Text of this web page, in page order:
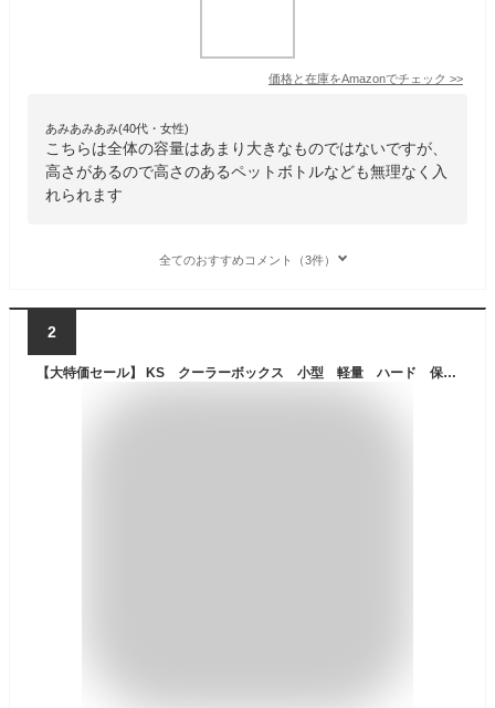
価格と在庫をAmazonでチェック >>
あみあみあみ(40代・女性)
こちらは全体の容量はあまり大きなものではないですが、
高さがあるので高さのあるペットボトルなども無理なく入
れられます
全てのおすすめコメント（3件）
2
【大特価セール】 KS クーラーボックス 小型 軽量 ハード 保冷剤付き 6L 小型クーラーボックス クーラーBOX COOLER BOX おしゃれな 4色 部活 ピクニック アウトドア キャンプ 釣り ゴルフ 大人気 防災 災害時 飲み物 冷やす 氷 保冷力 おすすめ ！